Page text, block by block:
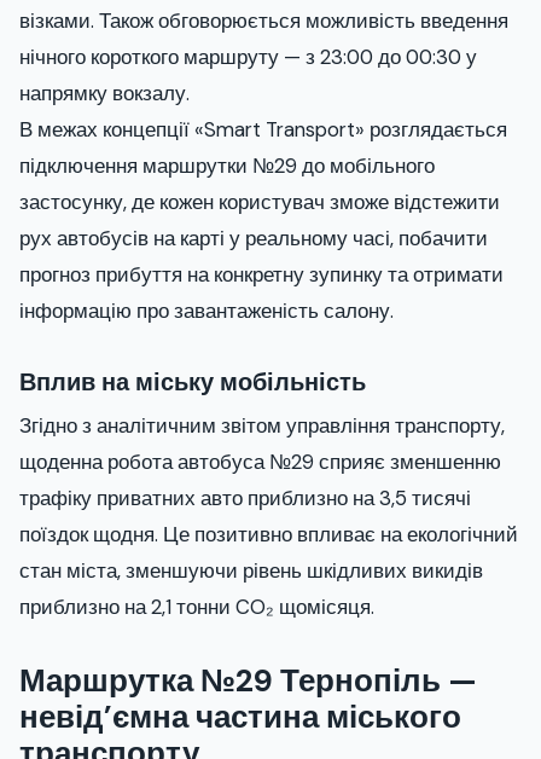
візками. Також обговорюється можливість введення
нічного короткого маршруту — з 23:00 до 00:30 у
напрямку вокзалу.
В межах концепції «Smart Transport» розглядається
підключення маршрутки №29 до мобільного
застосунку, де кожен користувач зможе відстежити
рух автобусів на карті у реальному часі, побачити
прогноз прибуття на конкретну зупинку та отримати
інформацію про завантаженість салону.
Вплив на міську мобільність
Згідно з аналітичним звітом управління транспорту,
щоденна робота автобуса №29 сприяє зменшенню
трафіку приватних авто приблизно на 3,5 тисячі
поїздок щодня. Це позитивно впливає на екологічний
стан міста, зменшуючи рівень шкідливих викидів
приблизно на 2,1 тонни CO₂ щомісяця.
Маршрутка №29 Тернопіль —
невід’ємна частина міського